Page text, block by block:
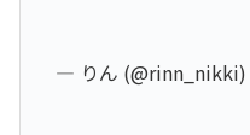
— りん (@rinn_nikki)